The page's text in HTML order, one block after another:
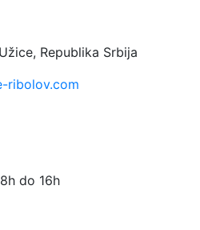
Republika Srbija
ribolov.com
do 16h